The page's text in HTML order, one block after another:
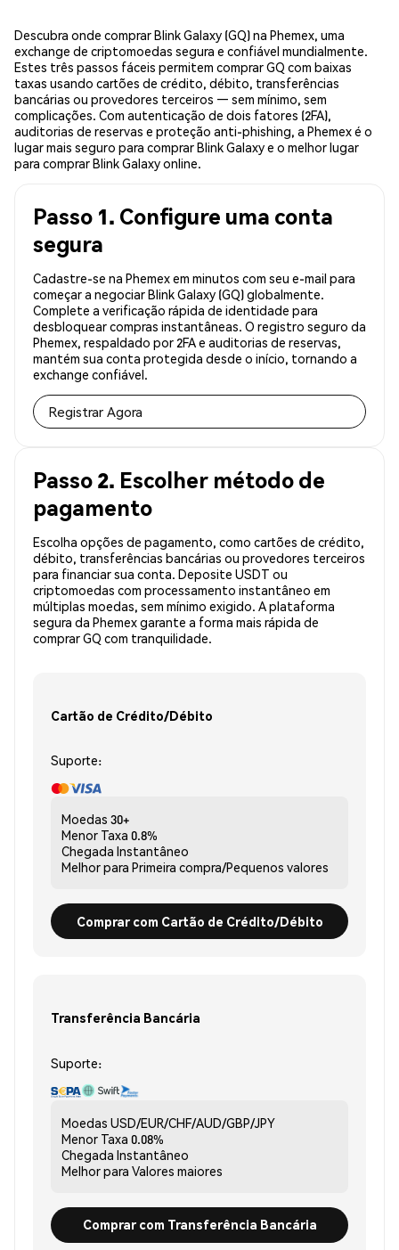
Descubra onde comprar Blink Galaxy (GQ) na Phemex, uma
exchange de criptomoedas segura e confiável mundialmente.
Estes três passos fáceis permitem comprar GQ com baixas
taxas usando cartões de crédito, débito, transferências
bancárias ou provedores terceiros — sem mínimo, sem
complicações. Com autenticação de dois fatores (2FA),
auditorias de reservas e proteção anti-phishing, a Phemex é o
lugar mais seguro para comprar Blink Galaxy e o melhor lugar
para comprar Blink Galaxy online.
Passo 1. Configure uma conta
segura
Cadastre-se na Phemex em minutos com seu e-mail para
começar a negociar Blink Galaxy (GQ) globalmente.
Complete a verificação rápida de identidade para
desbloquear compras instantâneas. O registro seguro da
Phemex, respaldado por 2FA e auditorias de reservas,
mantém sua conta protegida desde o início, tornando a
exchange confiável.
Registrar Agora
Passo 2. Escolher método de
pagamento
Escolha opções de pagamento, como cartões de crédito,
débito, transferências bancárias ou provedores terceiros
para financiar sua conta. Deposite USDT ou
criptomoedas com processamento instantâneo em
múltiplas moedas, sem mínimo exigido. A plataforma
segura da Phemex garante a forma mais rápida de
comprar GQ com tranquilidade.
Cartão de Crédito/Débito
Suporte:
Moedas 30+
Menor Taxa 0.8%
Chegada Instantâneo
Melhor para Primeira compra/Pequenos valores
Comprar com Cartão de Crédito/Débito
Transferência Bancária
Suporte:
Moedas USD/EUR/CHF/AUD/GBP/JPY
Menor Taxa 0.08%
Chegada Instantâneo
Melhor para Valores maiores
Comprar com Transferência Bancária